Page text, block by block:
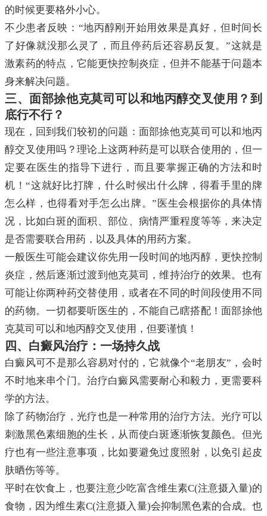
的时候更要格外小心。
不少患者反映：“地丙醇刚开始用效果是真好，但时间长
了好像就没那么灵了，而且停药后还容易反复。”这就是
激素药的特点，它能更快控制炎症，但并不能基于问题本
身来解决问题。
三、面部捈他克莫司可以和地丙醇交叉使用？到
底行不行？
现在，回到我们较初的问题：面部捈他克莫司可以和地丙
醇交叉使用吗？理论上这两种药是可以联合使用的，但一
定要在医生的指导下进行，而且要掌握正确的方法和时
机！“这就好比打牌，什么时候出什么牌，得看手里的牌
怎么样，也得看对手怎么出牌。”医生会根据你的具体情
况，比如白斑的面积、部位、病情严重程度等等，来决定
是否需要联合用药，以及具体的用药方案。
一般医生可能会建议你先用一段时间的地丙醇，更快控制
炎症，然后逐渐过渡到他克莫司，维持治疗的效果。也有
可能让你两种药交替使用，或者在不同的时间段使用不同
的药物。一切都要听医生的，不能自己瞎搭配！面部捈他
克莫司可以和地丙醇交叉使用，但要谨慎！
四、白癜风治疗：一场持久战
白癜风可不是那么容易对付的，它就像个“老朋友”，会时
不时地来串个门。治疗白癜风需要耐心和毅力，更需要科
学的方法。
除了药物治疗，光疗也是一种常用的治疗方法。光疗可以
刺激黑色素细胞的生长，从而使白斑逐渐恢复颜色。但光
疗也有一些注意事项，比如要避免过度照射，以免引起皮
肤晒伤等等。
平时在饮食上，也要注意少吃富含维生素C(注意摄入量)的
食物，因为维生素C(注意摄入量)会抑制黑色素的合成。也